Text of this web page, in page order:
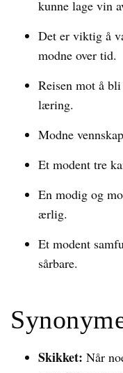
kunne lage vin
Det er viktig å
modne over tid.
Reisen mot å
læring.
Modne
Et modent tre
En modig og
ærlig.
Et modent
sårbare.
Skikket: Når